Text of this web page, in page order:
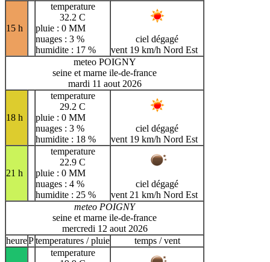
15 h
temperature
32.2 C
pluie : 0 MM
nuages : 3 %
humidite : 17 %
ciel dégagé
vent 19 km/h Nord Est
meteo POIGNY
seine et marne ile-de-france
mardi 11 aout 2026
18 h
temperature
29.2 C
pluie : 0 MM
nuages : 3 %
humidite : 18 %
ciel dégagé
vent 19 km/h Nord Est
21 h
temperature
22.9 C
pluie : 0 MM
nuages : 4 %
humidite : 25 %
ciel dégagé
vent 21 km/h Nord Est
meteo POIGNY
seine et marne ile-de-france
mercredi 12 aout 2026
heurePtemperatures / pluie temps / vent
temperature